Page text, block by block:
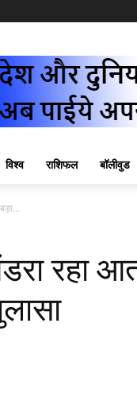
विश्व राशिफल बॉलीवुड
रहा